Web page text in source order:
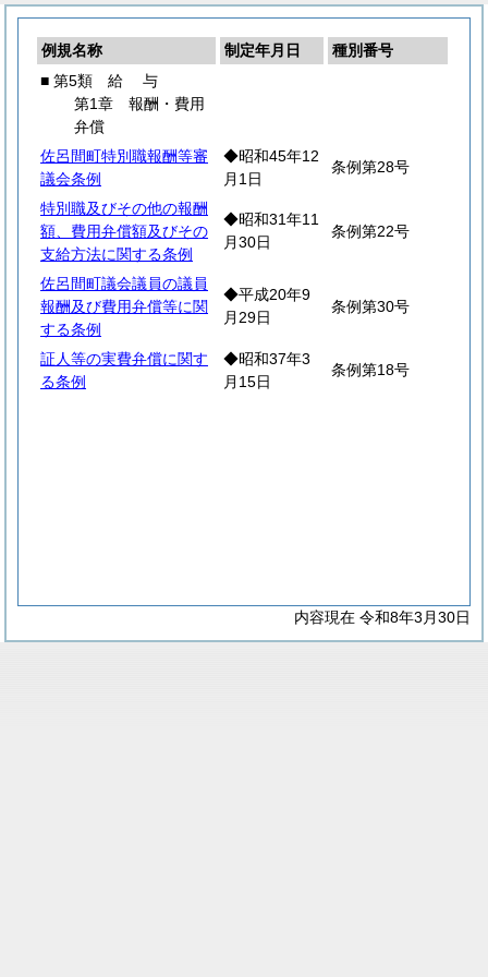
例規名称 制定年月日
種別番号
■ 第5類 給 与
第1章 報酬・費用
弁償
佐呂間町特別職報酬等審
議会条例
◆昭和45年12
月1日
条例第28号
特別職及びその他の報酬
額、費用弁償額及びその
支給方法に関する条例
◆昭和31年11
月30日
条例第22号
佐呂間町議会議員の議員
報酬及び費用弁償等に関
する条例
◆平成20年9
月29日
条例第30号
証人等の実費弁償に関す
る条例
◆昭和37年3
月15日
条例第18号
内容現在 令和8年3月30日